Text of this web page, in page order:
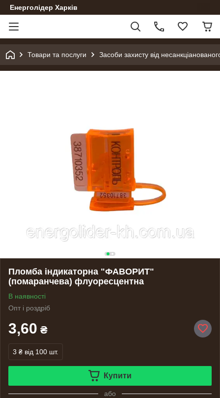
Енерголідер Харків
Товари та послуги Засоби захисту від
Пломба індикаторна "ФАВОРИТ"
(помаранчева) флуоресцентна
В наявності
Опт і роздріб
3,60 ₴
3 ₴ від 100 шт.
Купити
або